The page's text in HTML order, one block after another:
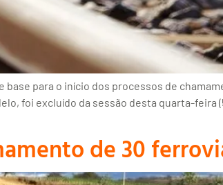
base para o início dos processos de
foi excluído da sessão desta quarta-feira
de 30